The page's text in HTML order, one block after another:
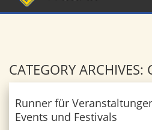
CATEGORY ARCHIVES:
Runner für
Events und Festivals